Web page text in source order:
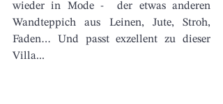
wieder in Mode -  der etwas anderen
Wandteppich aus Leinen, Jute, Stroh,
Faden… Und passt exzellent zu dieser
Villa...